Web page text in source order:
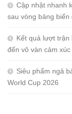
Cập nhật nhanh
sau vòng bảng biến
Kết quả lượt trận
đến vô vàn cảm xúc
Siêu phẩm ngả
World Cup 2026